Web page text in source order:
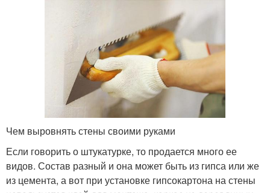
Чем выровнять стены своими руками
Если говорить о штукатурке, то продается много ее
видов. Состав разный и она может быть из гипса или же
из цемента, а вот при установке гипсокартона на стены